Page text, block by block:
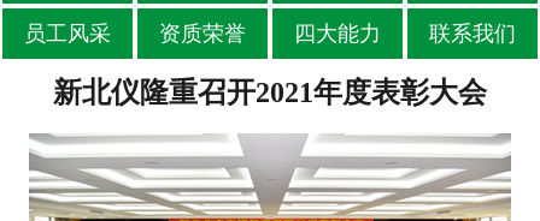
员工风采 资质荣誉 四大能力 联系我们
新北仪隆重召开2021年度表彰大会